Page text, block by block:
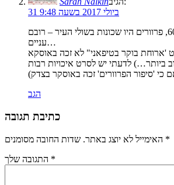
31 ביולי 2017 בשעה 9:48
ממה שהבנתי בשנות ה60, פרוורים היו שכונות בשולי העיר – רובם
עניים…
'ארוחת בוקר בטיפאני" לא זכה באוסקא
הגב
כתיבת תגובה
האימייל לא יוצג באתר. *
*